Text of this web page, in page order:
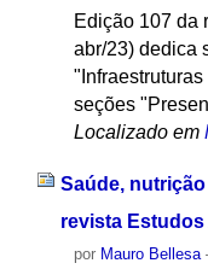
Edição 107 da
abr/23) dedica
seções
Localizado em
Saúde,
revista
por Mauro Bellesa